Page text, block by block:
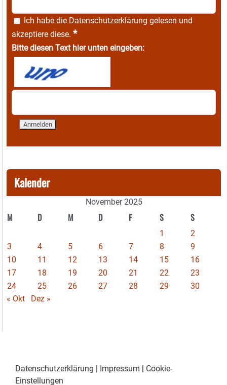
Ich habe die Datenschutzerklärung gelesen und
akzeptiere diese. *
Bitte diesen Text hier unten eingeben:
Kalender
November 2025
M D M D F S S
1
2
3
4 5 6 7 8
9
10
11 12 13 14 15
16
17
18 19 20 21 22
23
24
25 26 27 28 29
30
« Okt
Dez »
Datenschutzerklärung Impressum
Cookie-
Einstellungen